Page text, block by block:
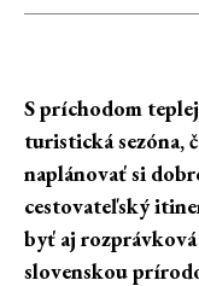
S príchodom
turistická sezóna,
naplánovať si
cestovateľský
byť aj
slovenskou